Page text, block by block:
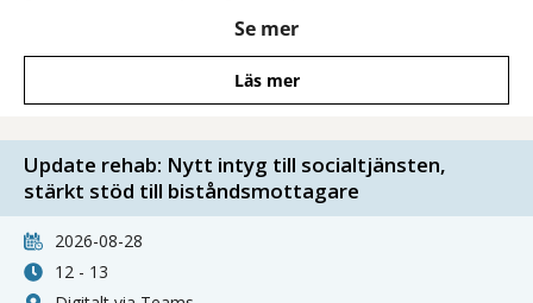
Se mer
Läs mer
Update rehab: Nytt intyg till socialtjänsten,
stärkt stöd till biståndsmottagare
2026-08-28
12 - 13